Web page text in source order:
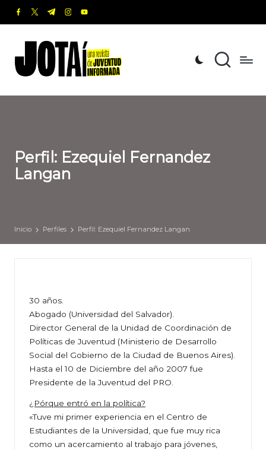
Saltar
contenido
facebook.com
twitter.com
t.me instagram.com
youtube.com
o
t
revista
de
Informada
Perfil: Ezequiel Fernandez
Langan
Inicio Perfiles Perfil: Ezequiel Fernandez Langan
30 años.
Abogado (Universidad del Salvador).
Director General de la Unidad de Coordinación de
Políticas de Juventud (Ministerio de Desarrollo
Social del Gobierno de la Ciudad de Buenos Aires).
Hasta el 10 de Diciembre del año 2007 fue
Presidente de la Juventud del PRO.
¿Pórque entró en la política?
«Tuve mi primer experiencia en el Centro de
Estudiantes de la Universidad, que fue muy rica
como un acercamiento al trabajo para jóvenes,